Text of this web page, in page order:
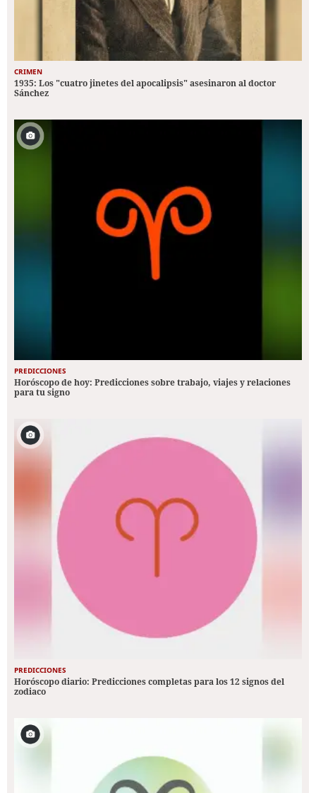
CRIMEN
1935: Los "cuatro jinetes del apocalipsis" asesinaron al doctor
Sánchez
PREDICCIONES
Horóscopo de hoy: Predicciones sobre trabajo, viajes y relaciones
para tu signo
PREDICCIONES
Horóscopo diario: Predicciones completas para los 12 signos del
zodiaco